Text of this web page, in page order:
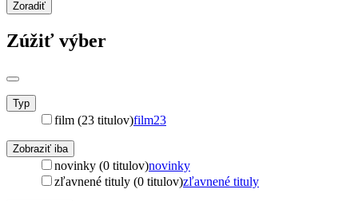
Zoradiť
Zúžiť výber
Typ
film (23 titulov)film23
Zobraziť iba
novinky (0 titulov)novinky
zľavnené tituly (0 titulov)zľavnené tituly